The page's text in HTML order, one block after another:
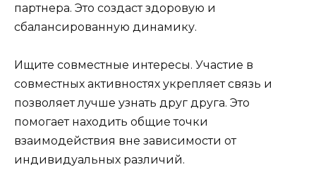
партнера. Это создаст здоровую и
сбалансированную динамику.
Ищите совместные интересы. Участие в
совместных активностях укрепляет связь и
позволяет лучше узнать друг друга. Это
помогает находить общие точки
взаимодействия вне зависимости от
индивидуальных различий.